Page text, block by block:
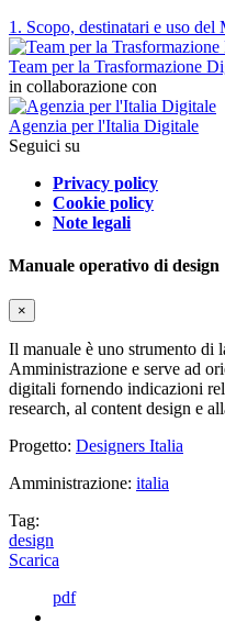
1. Scopo, destinatari e uso
Team per la Trasformazione
in collaborazione con
Agenzia per l'Italia Digitale
Seguici su
Privacy policy
Cookie policy
Note legali
Manuale operativo di design
×
Il manuale è uno strumento di
Amministrazione e serve ad
digitali fornendo indicazioni
research, al content design e
Progetto: Designers Italia
Amministrazione: italia
Tag:
design
Scarica
pdf